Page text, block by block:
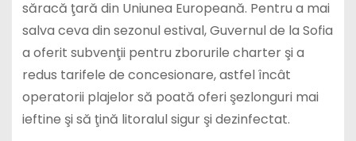
săracă ţară din Uniunea Europeană. Pentru a mai
salva ceva din sezonul estival, Guvernul de la Sofia
a oferit subvenţii pentru zborurile charter şi a
redus tarifele de concesionare, astfel încât
operatorii plajelor să poată oferi şezlonguri mai
ieftine şi să ţină litoralul sigur şi dezinfectat.